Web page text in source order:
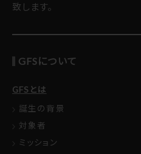
致します。
GFSについて
GFSとは
誕生の背景
対象者
ミッション